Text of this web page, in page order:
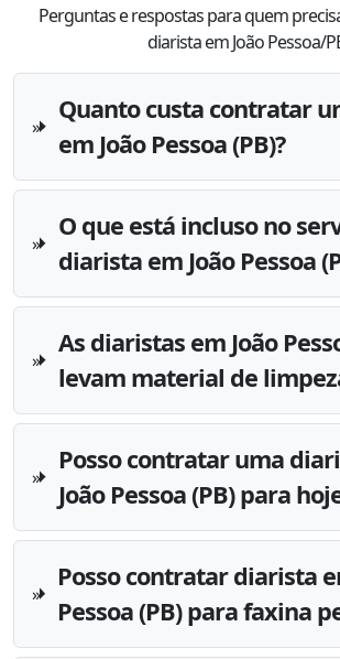
Perguntas e respostas para quem
diarista em João Pessoa/
Quanto custa contratar
em João Pessoa (PB)?
O que está incluso no
diarista em João Pessoa
As diaristas em João
levam material de
Posso contratar uma
João Pessoa (PB) para
Posso contratar diarista
Pessoa (PB) para faxina